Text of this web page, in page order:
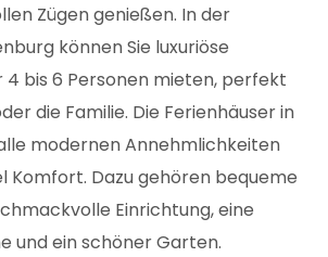
Zügen genießen. In der
können Sie luxuriöse
4 bis 6 Personen mieten, perfekt
die Familie. Die Ferienhäuser in
modernen Annehmlichkeiten
Komfort. Dazu gehören bequeme
Einrichtung, eine
und ein schöner Garten.